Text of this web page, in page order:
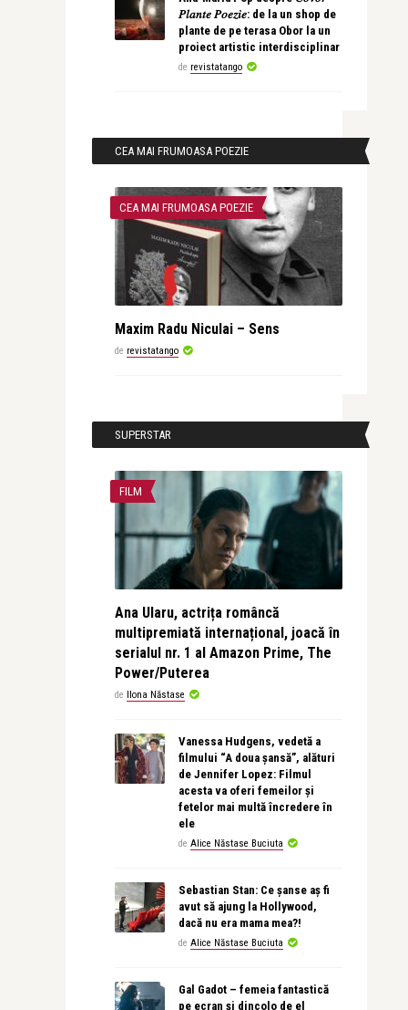
𝑃𝑙𝑎𝑛𝑡𝑒 𝑃𝑜𝑒𝑧𝑖𝑒: de la un shop de
plante de pe terasa Obor la un
proiect artistic interdisciplinar
de revistatango
CEA MAI FRUMOASA POEZIE
CEA MAI FRUMOASA POEZIE
Maxim Radu Niculai – Sens
de revistatango
SUPERSTAR
FILM
Ana Ularu, actrița româncă
multipremiată internațional, joacă în
serialul nr. 1 al Amazon Prime, The
Power/Puterea
de Ilona Năstase
Vanessa Hudgens, vedetă a
filmului “A doua șansă”, alături
de Jennifer Lopez: Filmul
acesta va oferi femeilor și
fetelor mai multă încredere în
ele
de Alice Năstase Buciuta
Sebastian Stan: Ce șanse aș fi
avut să ajung la Hollywood,
dacă nu era mama mea?!
de Alice Năstase Buciuta
Gal Gadot – femeia fantastică
pe ecran și dincolo de el